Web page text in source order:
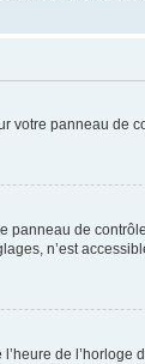
panneau de
de
n’est
de